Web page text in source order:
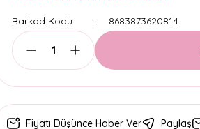
Barkod Kodu 8683873620814
Fiyatı Düşünce Haber Ver Paylaş